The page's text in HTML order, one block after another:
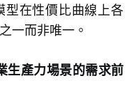
型在性價比曲線上各
一而非唯一。
生產力場景的需求前